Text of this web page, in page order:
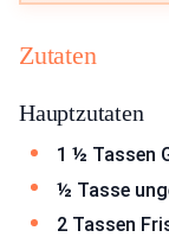
Zutaten
Hauptzutaten
1 ½ Tassen
½ Tasse
2 Tassen